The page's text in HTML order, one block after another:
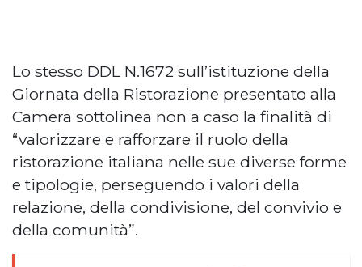
Lo stesso DDL N.1672 sull’istituzione della
Giornata della Ristorazione presentato alla
Camera sottolinea non a caso la finalità di
“valorizzare e rafforzare il ruolo della
ristorazione italiana nelle sue diverse forme
e tipologie, perseguendo i valori della
relazione, della condivisione, del convivio e
della comunità”.